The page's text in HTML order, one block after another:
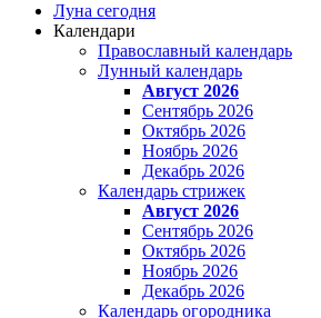
Луна сегодня
Календари
Православный календарь
Лунный календарь
Август 2026
Сентябрь 2026
Октябрь 2026
Ноябрь 2026
Декабрь 2026
Календарь стрижек
Август 2026
Сентябрь 2026
Октябрь 2026
Ноябрь 2026
Декабрь 2026
Календарь огородника